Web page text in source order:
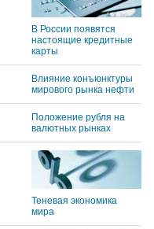
В России появятся
настоящие кредитные
карты
Влияние конъюнктуры
мирового рынка нефти
Положение рубля на
валютных рынках
Теневая экономика
мира